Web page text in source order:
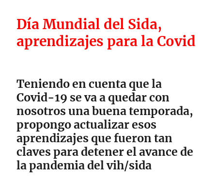
Día Mundial del Sida,
aprendizajes para la Covid
Teniendo en cuenta que la
Covid-19 se va a quedar con
nosotros una buena temporada,
propongo actualizar esos
aprendizajes que fueron tan
claves para detener el avance de
la pandemia del vih/sida